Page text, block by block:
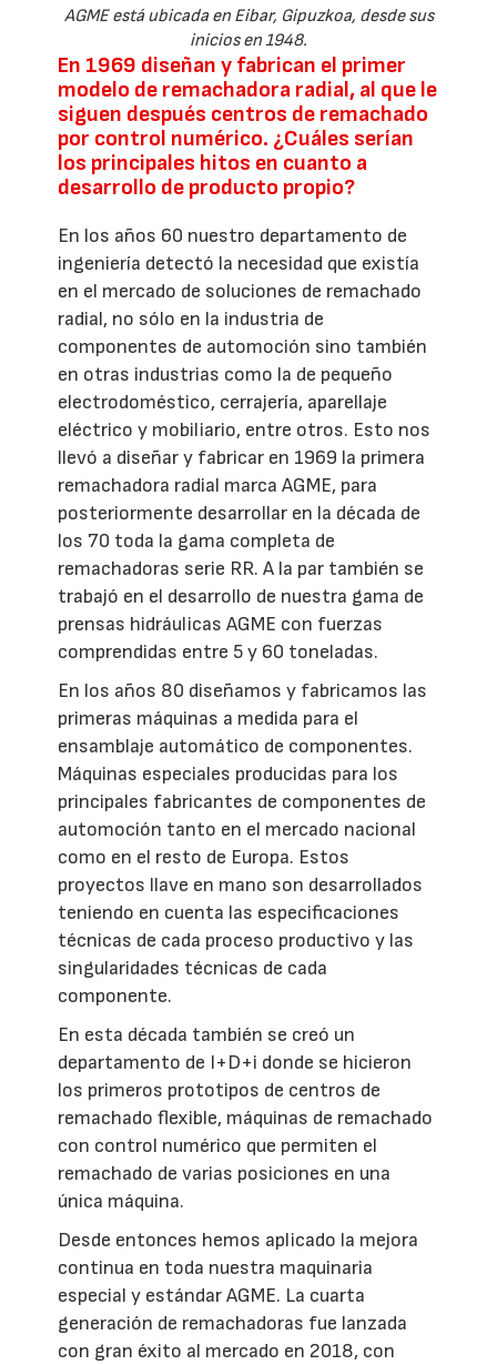
AGME está ubicada en Eibar, Gipuzkoa, desde sus
inicios en 1948.
En 1969 diseñan y fabrican el primer
modelo de remachadora radial, al que le
siguen después centros de remachado
por control numérico. ¿Cuáles serían
los principales hitos en cuanto a
desarrollo de producto propio?
En los años 60 nuestro departamento de
ingeniería detectó la necesidad que existía
en el mercado de soluciones de remachado
radial, no sólo en la industria de
componentes de automoción sino también
en otras industrias como la de pequeño
electrodoméstico, cerrajería, aparellaje
eléctrico y mobiliario, entre otros. Esto nos
llevó a diseñar y fabricar en 1969 la primera
remachadora radial marca AGME, para
posteriormente desarrollar en la década de
los 70 toda la gama completa de
remachadoras serie RR. A la par también se
trabajó en el desarrollo de nuestra gama de
prensas hidráulicas AGME con fuerzas
comprendidas entre 5 y 60 toneladas.
En los años 80 diseñamos y fabricamos las
primeras máquinas a medida para el
ensamblaje automático de componentes.
Máquinas especiales producidas para los
principales fabricantes de componentes de
automoción tanto en el mercado nacional
como en el resto de Europa. Estos
proyectos llave en mano son desarrollados
teniendo en cuenta las especificaciones
técnicas de cada proceso productivo y las
singularidades técnicas de cada
componente.
En esta década también se creó un
departamento de I+D+i donde se hicieron
los primeros prototipos de centros de
remachado flexible, máquinas de remachado
con control numérico que permiten el
remachado de varias posiciones en una
única máquina.
Desde entonces hemos aplicado la mejora
continua en toda nuestra maquinaria
especial y estándar AGME. La cuarta
generación de remachadoras fue lanzada
con gran éxito al mercado en 2018, con